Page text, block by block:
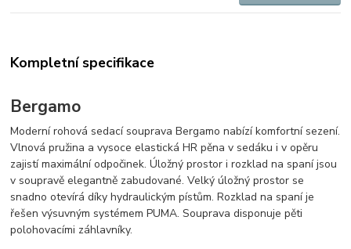
Kompletní specifikace
Bergamo
Moderní rohová sedací souprava Bergamo nabízí komfortní sezení.
Vlnová pružina a vysoce elastická HR pěna v sedáku i v opěru
zajistí maximální odpočinek. Úložný prostor i rozklad na spaní jsou
v soupravě elegantně zabudované. Velký úložný prostor se
snadno otevírá díky hydraulickým pístům. Rozklad na spaní je
řešen výsuvným systémem PUMA. Souprava disponuje pěti
polohovacími záhlavníky.